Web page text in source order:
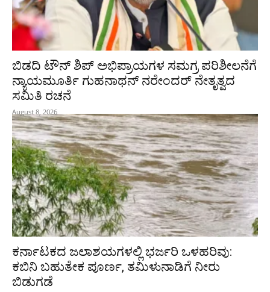
ಬಿಡದಿ ಟೌನ್ ಶಿಪ್ ಅಭಿಪ್ರಾಯಗಳ ಸಮಗ್ರ ಪರಿಶೀಲನೆಗೆ
ನ್ಯಾಯಮೂರ್ತಿ ಗುಹನಾಥನ್ ನರೇಂದರ್ ನೇತೃತ್ವದ
ಸಮಿತಿ ರಚನೆ
August 8, 2026
ಕರ್ನಾಟಕದ ಜಲಾಶಯಗಳಲ್ಲಿ ಭರ್ಜರಿ ಒಳಹರಿವು:
ಕಬಿನಿ ಬಹುತೇಕ ಪೂರ್ಣ, ತಮಿಳುನಾಡಿಗೆ ನೀರು
ಬಿಡುಗಡೆ